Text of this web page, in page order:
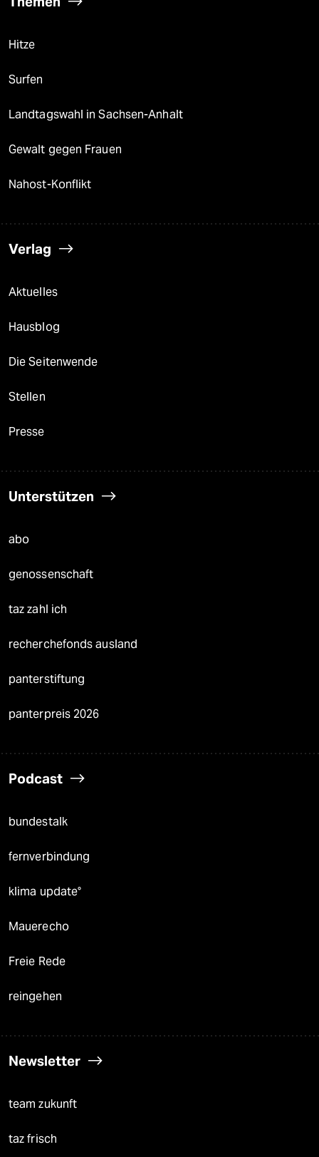
Hitze
Surfen
Landtagswahl in Sachsen-Anhalt
Gewalt gegen Frauen
Nahost-Konflikt
Verlag
Aktuelles
Hausblog
Die Seitenwende
Stellen
Presse
Unterstützen
abo
genossenschaft
taz zahl ich
recherchefonds ausland
panterstiftung
panterpreis 2026
Podcast
bundestalk
fernverbindung
klima update°
Mauerecho
Freie Rede
reingehen
Newsletter
team zukunft
taz frisch